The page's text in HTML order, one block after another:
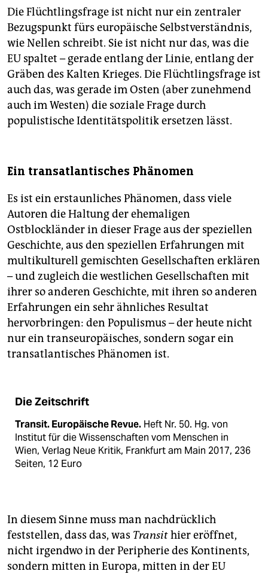
Die Flüchtlingsfrage ist nicht nur ein zentraler
Bezugspunkt fürs europäische Selbstverständnis,
wie Nellen schreibt. Sie ist nicht nur das, was die
EU spaltet – gerade entlang der Linie, entlang der
Gräben des Kalten Krieges. Die Flüchtlingsfrage ist
auch das, was gerade im Osten (aber zunehmend
auch im Westen) die soziale Frage durch
populistische Identitätspolitik ersetzen lässt.
Ein transatlantisches Phänomen
Es ist ein erstaunliches Phänomen, dass viele
Autoren die Haltung der ehemaligen
Ostblockländer in dieser Frage aus der speziellen
Geschichte, aus den speziellen Erfahrungen mit
multikulturell gemischten Gesellschaften erklären
– und zugleich die westlichen Gesellschaften mit
ihrer so anderen Geschichte, mit ihren so anderen
Erfahrungen ein sehr ähnliches Resultat
hervorbringen: den Populismus – der heute nicht
nur ein transeuropäisches, sondern sogar ein
transatlantisches Phänomen ist.
Die Zeitschrift
Transit. Europäische Revue. Heft Nr. 50. Hg. von
Institut für die Wissenschaften vom Menschen in
Wien, Verlag Neue Kritik, Frankfurt am Main 2017, 236
Seiten, 12 Euro
In diesem Sinne muss man nachdrücklich
feststellen, dass das, was Transithier eröffnet,
nicht irgendwo in der Peripherie des Kontinents,
sondern mitten in Europa, mitten in der EU